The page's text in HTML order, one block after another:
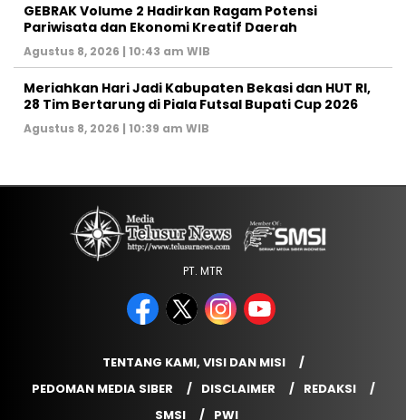
GEBRAK Volume 2 Hadirkan Ragam Potensi
Pariwisata dan Ekonomi Kreatif Daerah
Agustus 8, 2026 | 10:43 am WIB
Meriahkan Hari Jadi Kabupaten Bekasi dan HUT RI,
28 Tim Bertarung di Piala Futsal Bupati Cup 2026
Agustus 8, 2026 | 10:39 am WIB
PT. MTR
TENTANG KAMI, VISI DAN MISI
PEDOMAN MEDIA SIBER
DISCLAIMER
REDAKSI
SMSI
PWI